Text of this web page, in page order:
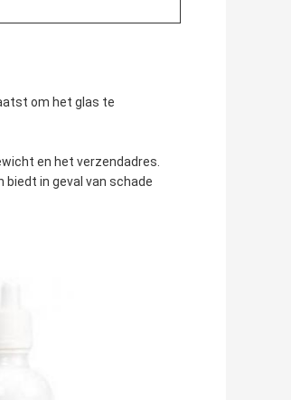
om het glas te
en het verzendadres.
biedt in geval van schade